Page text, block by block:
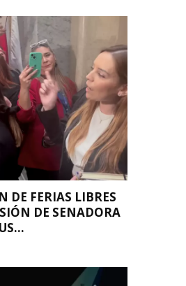
DE FERIAS LIBRES
DE SENADORA